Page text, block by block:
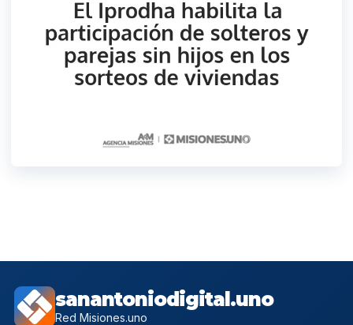
sanantoniodigital.uno
Red Misiones.uno